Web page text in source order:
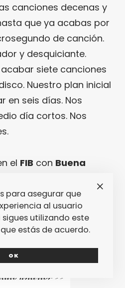
canciones decenas y
que ya acabas por
de canción.
y desquiciante.
siete canciones
Nuestro plan inicial
en seis días. Nos
día cortos. Nos
el FIB con Buena
Nine Stories.
para asegurar que
al usuario
sigues utilizando este
estás de acuerdo.
OK